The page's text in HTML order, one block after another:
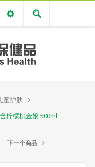
童护肤
柠檬桃金娘 500ml
下一个商品